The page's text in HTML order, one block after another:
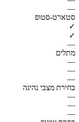
—
סטארט-סטופ
✓
✓
—
מתלים
—
—
—
בחירת מצבי נהיגה
—
—
—